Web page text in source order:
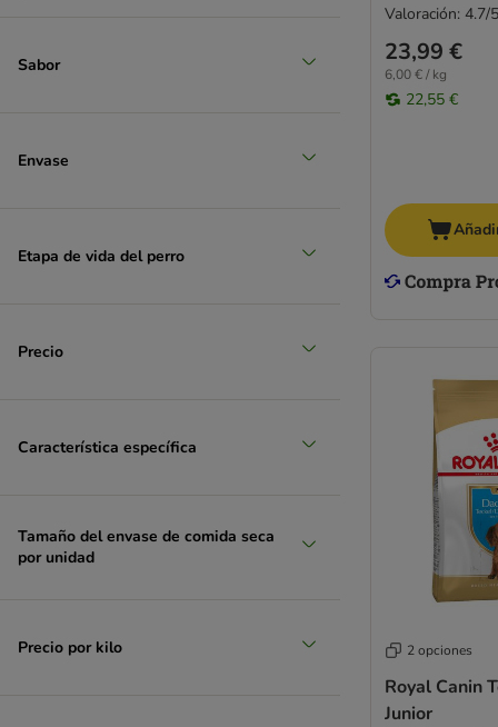
PURINA ONE
Rocco Diet Care
Simpsons Premium
Tropidog
Virbac Veterinary HPM
Sin cereales
Light
grande 26 - 45 kg
muy grande > 45 kg
Sabor
Envase
Etapa de vida del perro
Precio
Característica específica
Tamaño del envase de comida seca
por unidad
Precio por kilo
23,99 €
6,00 € / kg
22,55 €
Valoración: 4.7/5
2 opciones
Royal Canin
Junior